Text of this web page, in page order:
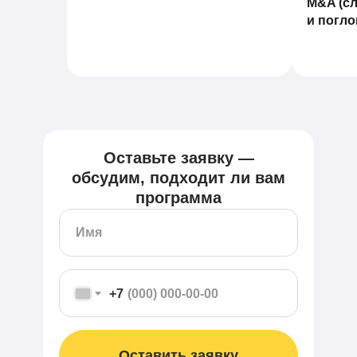
M&A
и
+7
Оставьте заявку —
обсудим, подходит ли вам
программа